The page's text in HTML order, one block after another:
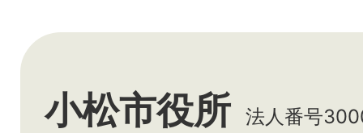
小松市役所 法人番号